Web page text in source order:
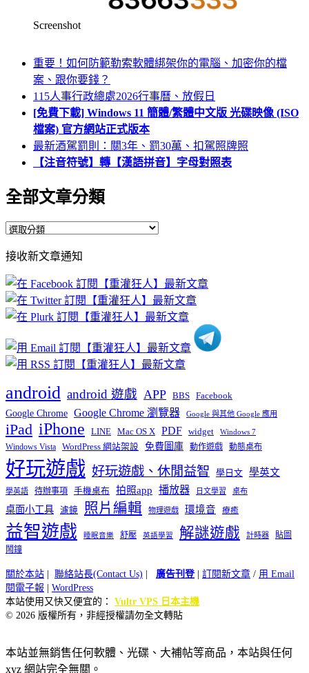
Screenshot
重要！如何防範勒索軟體綁架你的電腦、加密你的檔
案、跟你要錢？
115人事行政總處2026行事曆、放假日
[免費下載] Windows 11 簡體/繁體中文版 光碟映像 (ISO
檔案) 官方網站正式版本
最新酒駕罰則：關3年、罰30萬、扣駕照牌照
【注音符號】轉【漢語拼音】字母對照表
全部文章分類
全
文
章
分
類
接收新文章通知
android android 遊戲 APP BBS Facebook
Google Chrome Google Chrome 瀏覽器 Google 與其他 Google 應用
iPad iPhone LINE Mac OS X PDF widget Windows 7
Windows Vista WordPress 網站架設 免費圖庫 動作遊戲 動態桌布
好玩遊戲 好玩遊戲、休閒益智 學日文 學英文
學英語 待辦事項 手機桌布 拍照app 播放器 日文學習 桌布
桌面小工具 濾鏡 照片編輯 物理遊戲 環境音 療癒
益智遊戲 睡眠音樂 舒壓 英語學習 解謎遊戲 計時器
貼圖
鬧鐘
關於本站 聯絡站長(Contact Us) 廣告刊登| 訂閱新文章 / 用 Email
閱電子報
WordPress
本站使用又快又便宜的： Vultr VPS 日本主機
© 2026 版權所有，非經授權請勿全文轉貼
本站並無銷售任何軟體、光碟、大補帖等商品，本站與任何
xyz 網站完全無關。